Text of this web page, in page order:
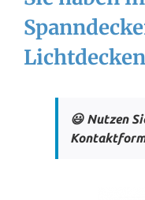
😃 Nutzen